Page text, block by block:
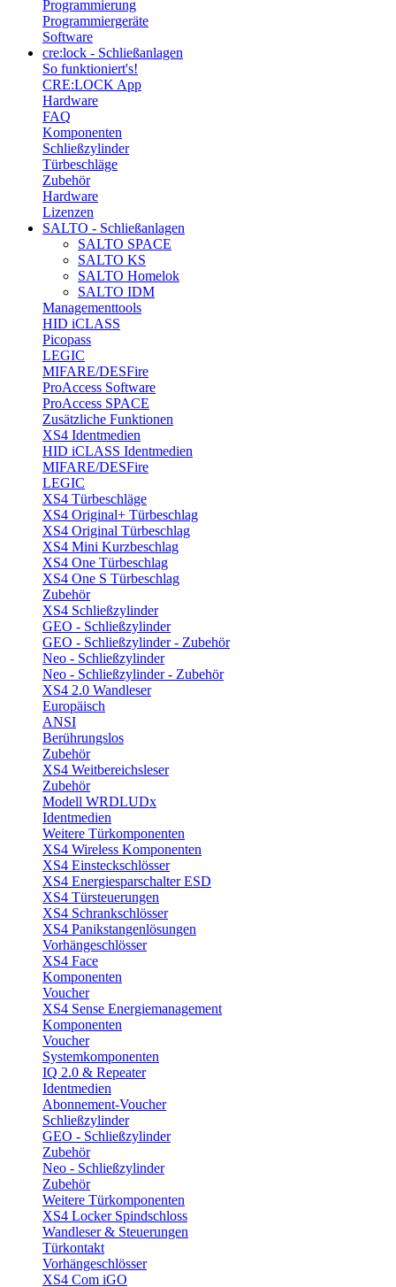
Programmierung
Programmiergeräte
Software
cre:lock - Schließanlagen
So funktioniert's!
CRE:LOCK App
Hardware
FAQ
Komponenten
Schließzylinder
Türbeschläge
Zubehör
Hardware
Lizenzen
SALTO - Schließanlagen
SALTO SPACE
SALTO KS
SALTO Homelok
SALTO IDM
Managementtools
HID iCLASS
Picopass
LEGIC
MIFARE/DESFire
ProAccess Software
ProAccess SPACE
Zusätzliche Funktionen
XS4 Identmedien
HID iCLASS Identmedien
MIFARE/DESFire
LEGIC
XS4 Türbeschläge
XS4 Original+ Türbeschlag
XS4 Original Türbeschlag
XS4 Mini Kurzbeschlag
XS4 One Türbeschlag
XS4 One S Türbeschlag
Zubehör
XS4 Schließzylinder
GEO - Schließzylinder
GEO - Schließzylinder - Zubehör
Neo - Schließzylinder
Neo - Schließzylinder - Zubehör
XS4 2.0 Wandleser
Europäisch
ANSI
Berührungslos
Zubehör
XS4 Weitbereichsleser
Zubehör
Modell WRDLUDx
Identmedien
Weitere Türkomponenten
XS4 Wireless Komponenten
XS4 Einsteckschlösser
XS4 Energiesparschalter ESD
XS4 Türsteuerungen
XS4 Schrankschlösser
XS4 Panikstangenlösungen
Vorhängeschlösser
XS4 Face
Komponenten
Voucher
XS4 Sense Energiemanagement
Komponenten
Voucher
Systemkomponenten
IQ 2.0 & Repeater
Identmedien
Abonnement-Voucher
Schließzylinder
GEO - Schließzylinder
Zubehör
Neo - Schließzylinder
Zubehör
Weitere Türkomponenten
XS4 Locker Spindschloss
Wandleser & Steuerungen
Türkontakt
Vorhängeschlösser
XS4 Com iGO